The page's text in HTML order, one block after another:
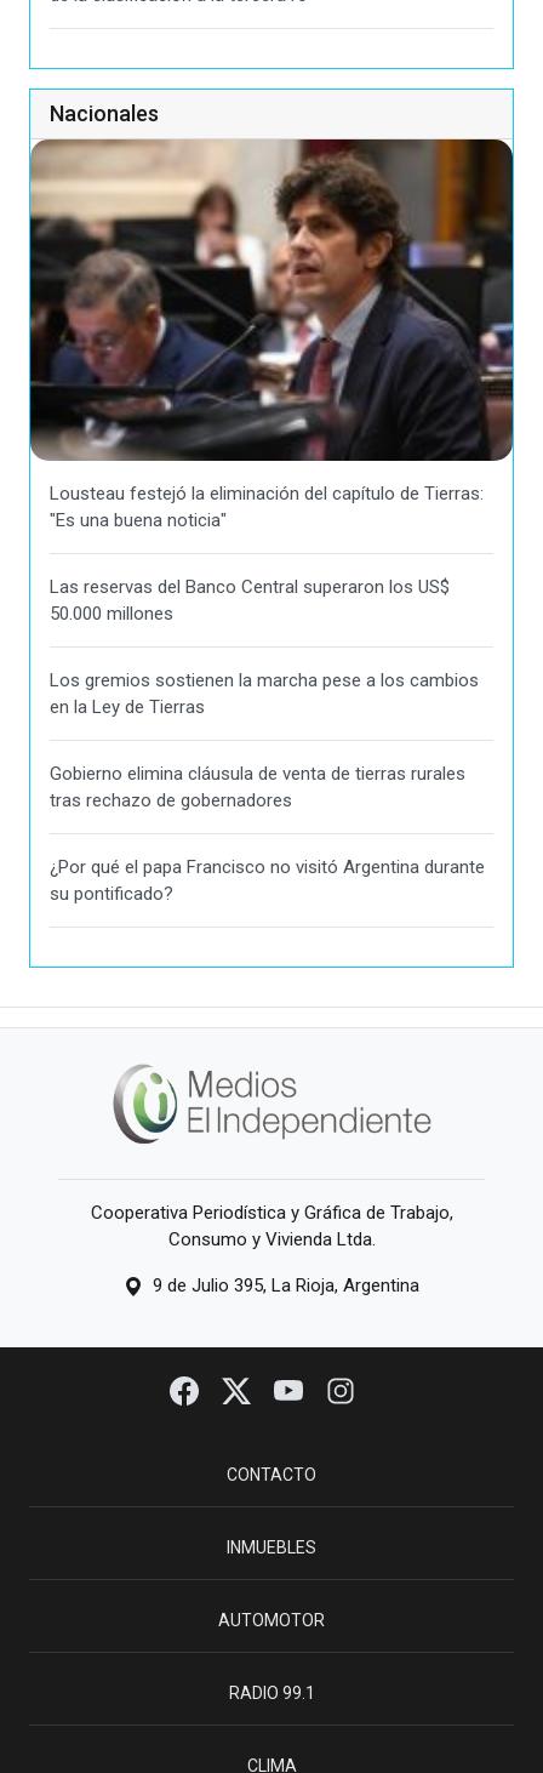
Nacionales
Lousteau festejó la eliminación del capítulo de Tierras:
"Es una buena noticia"
Las reservas del Banco Central superaron los US$
50.000 millones
Los gremios sostienen la marcha pese a los cambios
en la Ley de Tierras
Gobierno elimina cláusula de venta de tierras rurales
tras rechazo de gobernadores
¿Por qué el papa Francisco no visitó Argentina durante
su pontificado?
Cooperativa Periodística y Gráfica de Trabajo,
Consumo y Vivienda Ltda.
9 de Julio 395, La Rioja, Argentina
CONTACTO
INMUEBLES
AUTOMOTOR
RADIO 99.1
CLIMA